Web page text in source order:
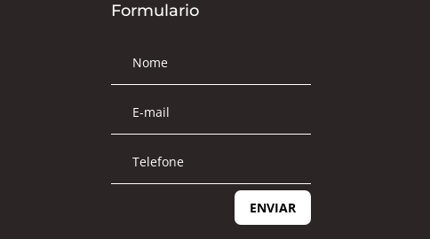
Formulario
ENVIAR